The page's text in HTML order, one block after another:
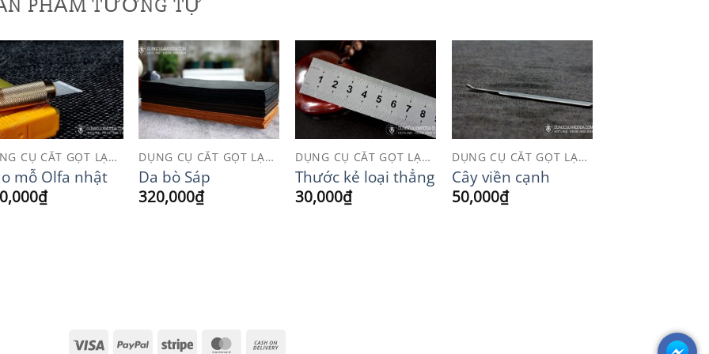
PHẨM TƯƠNG TỰ
Add to
Wishlist
DỤNG CỤ CẮT GỌT LẠNG
mỗ Olfa nhật
₫
Add to
Wishlist
DỤNG CỤ CẮT GỌT LẠNG
Da bò Sáp
320,000₫
Add to
Wishlist
DỤNG CỤ CẮT GỌT LẠNG
Thước kẻ loại thẳng
30,000₫
Add to
Wishlist
DỤNG CỤ CẮT GỌT LẠNG
Cây viền cạnh
50,000₫
Visa PayPalStripe MasterCard